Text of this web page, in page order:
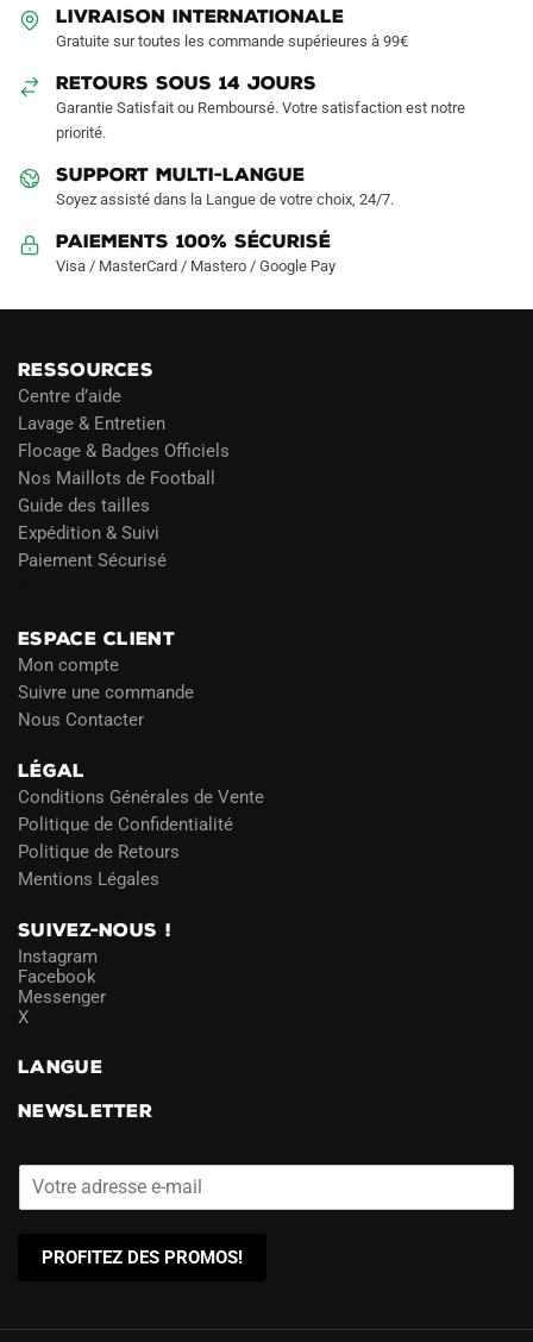
être
choisies
sur
page
produit
la
LIVRAISON INTERNATIONALE
Gratuite sur toutes les commande supérieures à 99€
RETOURS SOUS 14 JOURS
Garantie Satisfait ou Remboursé. Votre satisfaction est notre
priorité.
SUPPORT MULTI-LANGUE
Soyez assisté dans la Langue de votre choix, 24/7.
Paiements 100% Sécurisé
Visa / MasterCard / Mastero / Google Pay
RESSOURCES
Centre d’aide
Lavage & Entretien
Flocage & Badges Officiels
Nos Maillots de Football
Guide des tailles
Expédition & Suivi
Paiement Sécurisé
ESPACE CLIENT
Mon compte
Suivre une commande
Nous Contacter
LÉGAL
Conditions Générales de Vente
Politique de Confidentialité
Politique de Retours
Mentions Légales
SUIVEZ-NOUS !
Instagram
Facebook
Messenger
X
LANGUE
NEWSLETTER
PROFITEZ DES PROMOS!